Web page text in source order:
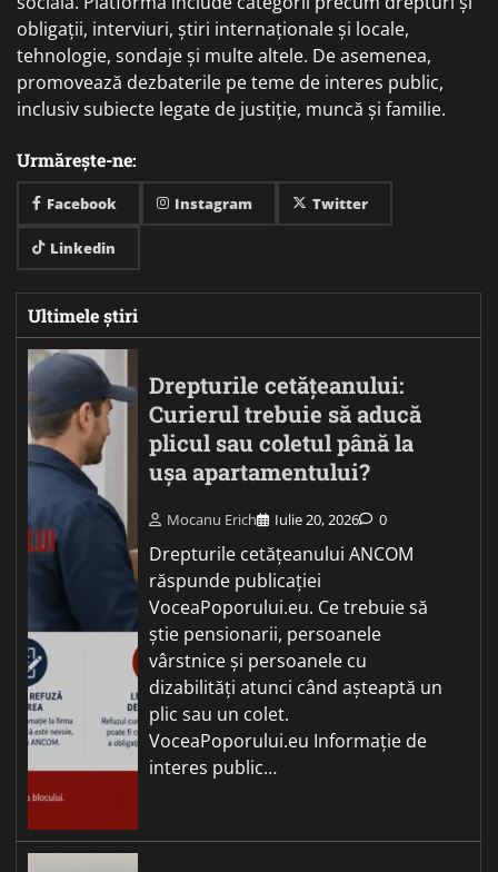
obligații, interviuri, știri internaționale și locale,
tehnologie, sondaje și multe altele. De asemenea,
promovează dezbaterile pe teme de interes public,
inclusiv subiecte legate de justiție, muncă și familie.
Urmărește-ne:
Facebook Instagram Twitter
Linkedin
Ultimele știri
Drepturile cetățeanului:
Curierul trebuie să aducă
plicul sau coletul până la
ușa apartamentului?
Mocanu Erich Iulie 20, 2026 0
Drepturile cetățeanului ANCOM
răspunde publicației
VoceaPoporului.eu. Ce trebuie să
știe pensionarii, persoanele
vârstnice și persoanele cu
dizabilități atunci când așteaptă un
plic sau un colet.
VoceaPoporului.eu Informație de
interes public…